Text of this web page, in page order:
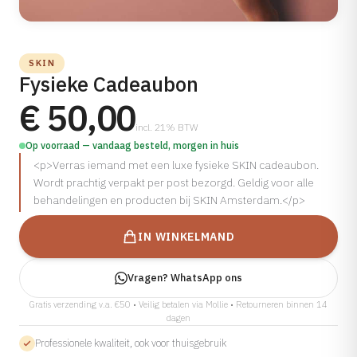
Huidveroudering
Grove Poriën
Mee-eters
Doffe Huid
Vochtarme Huid
Milia
Ongewenste Haargroei
Normale Huid
Gecombineerde Huid
Vette Huid
Gevoelige Huid
Men Facial
Plason Facial
Nanoneedling Facial
Acne Behandeling
Rug Acne
Consult + Behandeling
Consult Producten
Chemische Peeling
Microneedling
Microneedling met Exosomes
Microneedling met Polynucleotiden
SKIN Centrum
SKIN Oud-West
SKIN Den Haag
Webshop
Skincare Routines
Cadeaubon
Over Ons
Over SKIN
Tarieven
Vacatures
SKIN
Fysieke Cadeaubon
€ 50,00incl. 21% BTW
Op voorraad — vandaag besteld, morgen in huis
<p>Verras iemand met een luxe fysieke SKIN cadeaubon.
Wordt prachtig verpakt per post bezorgd. Geldig voor alle
behandelingen en producten bij SKIN Amsterdam.</p>
IN WINKELMAND
Vragen? WhatsApp ons
Gratis verzending v.a. €50 • Veilig betalen via Mollie • Retourneren binnen 14
dagen
Professionele kwaliteit, ook voor thuisgebruik